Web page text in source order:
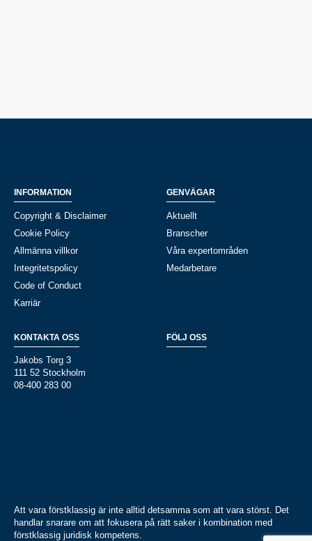
INFORMATION
Copyright & Disclaimer
Cookie Policy
Allmänna villkor
Integritetspolicy
Code of Conduct
Karriär
GENVÄGAR
Aktuellt
Branscher
Våra expertområden
Medarbetare
KONTAKTA OSS
Jakobs Torg 3
111 52 Stockholm
08-400 283 00
FÖLJ OSS
Att vara förstklassig är inte alltid detsamma som att vara störst. Det
handlar snarare om att fokusera på rätt saker i kombination med
förstklassig juridisk kompetens.